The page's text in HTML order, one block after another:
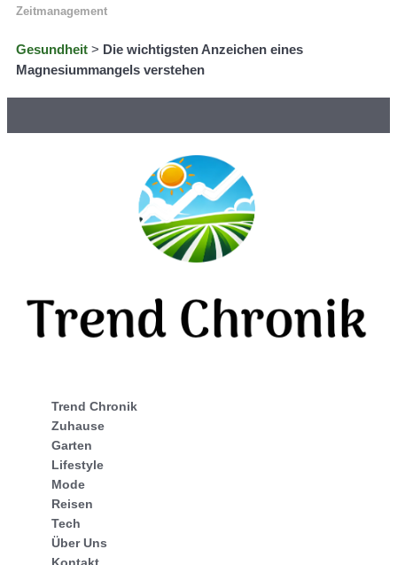
Zeitmanagement
Gesundheit > Die wichtigsten Anzeichen eines
Magnesiummangels verstehen
Trend Chronik
Zuhause
Garten
Lifestyle
Mode
Reisen
Tech
Über Uns